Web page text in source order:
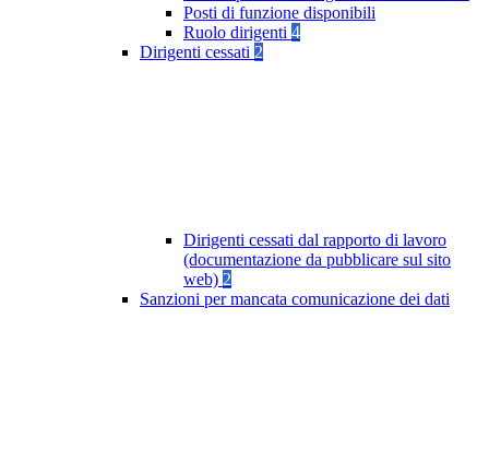
Posti di funzione disponibili
Ruolo dirigenti 4
Dirigenti cessati 2
Dirigenti cessati dal rapporto di lavoro
(documentazione da pubblicare sul sito
web) 2
Sanzioni per mancata comunicazione dei dati